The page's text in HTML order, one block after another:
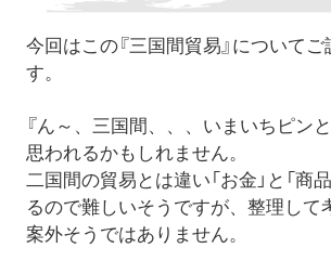
今回はこの『三国間貿易』についてご
す。
『ん～、三国間、、、いまいちピン
思われるかもしれません。
二国間の貿易とは違い「お金」と「商
るので難しいそうですが、整理して
案外そうではありません。